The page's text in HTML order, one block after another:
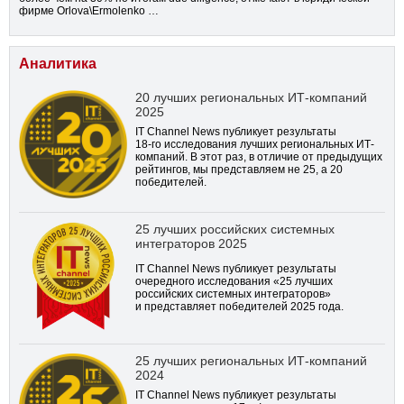
фирме Orlova\Ermolenko …
Аналитика
20 лучших региональных ИТ-компаний
2025
IT Channel News публикует результаты
18-го исследования лучших региональных ИТ-
компаний. В этот раз, в отличие от предыдущих
рейтингов, мы представляем не 25, а 20
победителей.
25 лучших российских системных
интеграторов 2025
IT Channel News публикует результаты
очередного исследования «25 лучших
российских системных интеграторов»
и представляет победителей 2025 года.
25 лучших региональных ИТ-компаний
2024
IT Channel News публикует результаты